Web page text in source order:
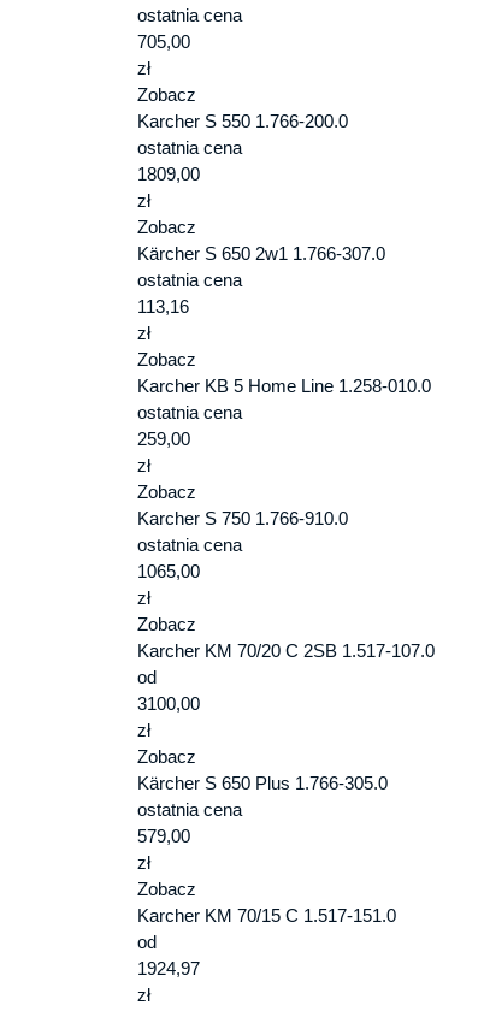
ostatnia cena
705,00
zł
Zobacz
Karcher S 550 1.766-200.0
ostatnia cena
1809,00
zł
Zobacz
Kärcher S 650 2w1 1.766-307.0
ostatnia cena
113,16
zł
Zobacz
Karcher KB 5 Home Line 1.258-010.0
ostatnia cena
259,00
zł
Zobacz
Karcher S 750 1.766-910.0
ostatnia cena
1065,00
zł
Zobacz
Karcher KM 70/20 C 2SB 1.517-107.0
od
3100,00
zł
Zobacz
Kärcher S 650 Plus 1.766-305.0
ostatnia cena
579,00
zł
Zobacz
Karcher KM 70/15 C 1.517-151.0
od
1924,97
zł